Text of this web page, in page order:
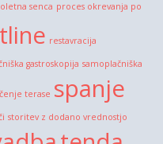
senca proces okrevanja po
restavracija
gastroskopija samoplačniška
terase spanje
storitev z dodano vrednostjo